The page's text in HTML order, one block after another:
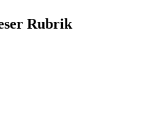
Rubrik